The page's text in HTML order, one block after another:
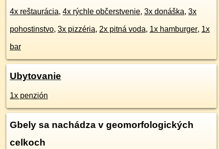
4x reštaurácia, 4x rýchle občerstvenie, 3x donáška, 3x
pohostinstvo, 3x pizzéria, 2x pitná voda, 1x hamburger, 1x
bar
Ubytovanie
1x penzión
Gbely sa nachádza v geomorfologických
celkoch